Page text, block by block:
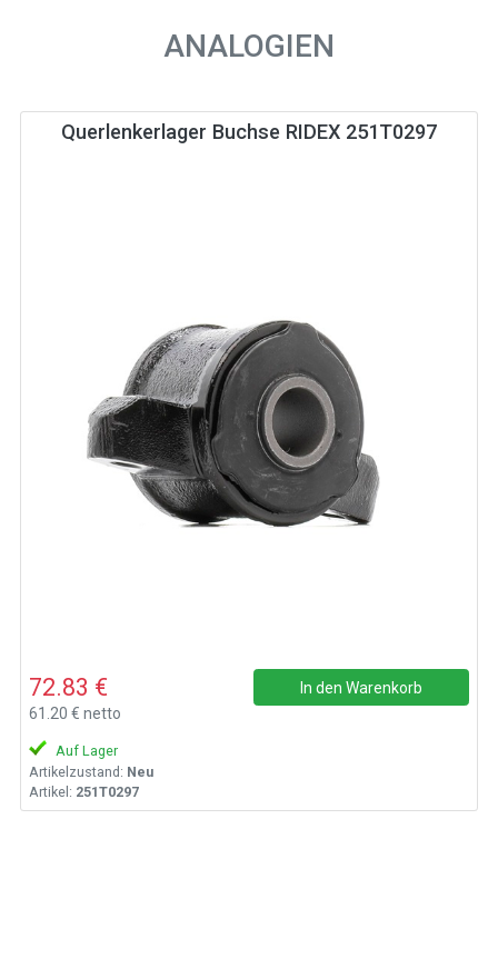
ANALOGIEN
Querlenkerlager Buchse RIDEX 251T0297
72.83 €
61.20 € netto
In den Warenkorb
Auf Lager
Artikelzustand: Neu
Artikel: 251T0297